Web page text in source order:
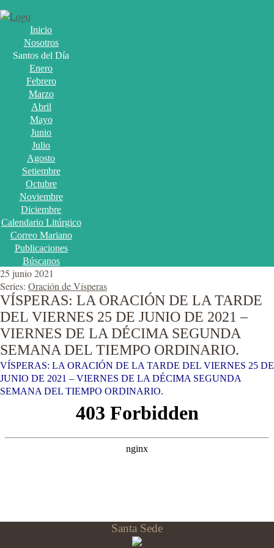
Inicio
Nosotros
Santos del Día
Enero
Febrero
Marzo
Abril
Mayo
Junio
Julio
Agosto
Setiembre
Octubre
Noviembre
Diciembre
Calendario Litúrgico
Correo Mariano
Publicaciones
Búscanos
25 junio 2021
Series: Oración de Vísperas
VÍSPERAS: LA ORACIÓN DE LA TARDE
DEL VIERNES 25 DE JUNIO DE 2021 –
VIERNES DE LA DÉCIMA SEGUNDA
SEMANA DEL TIEMPO ORDINARIO.
VÍSPERAS: LA ORACIÓN DE LA TARDE DEL VIERNES 25 DE
JUNIO DE 2021 – VIERNES DE LA DÉCIMA SEGUNDA
SEMANA DEL TIEMPO ORDINARIO.
Santa Sede